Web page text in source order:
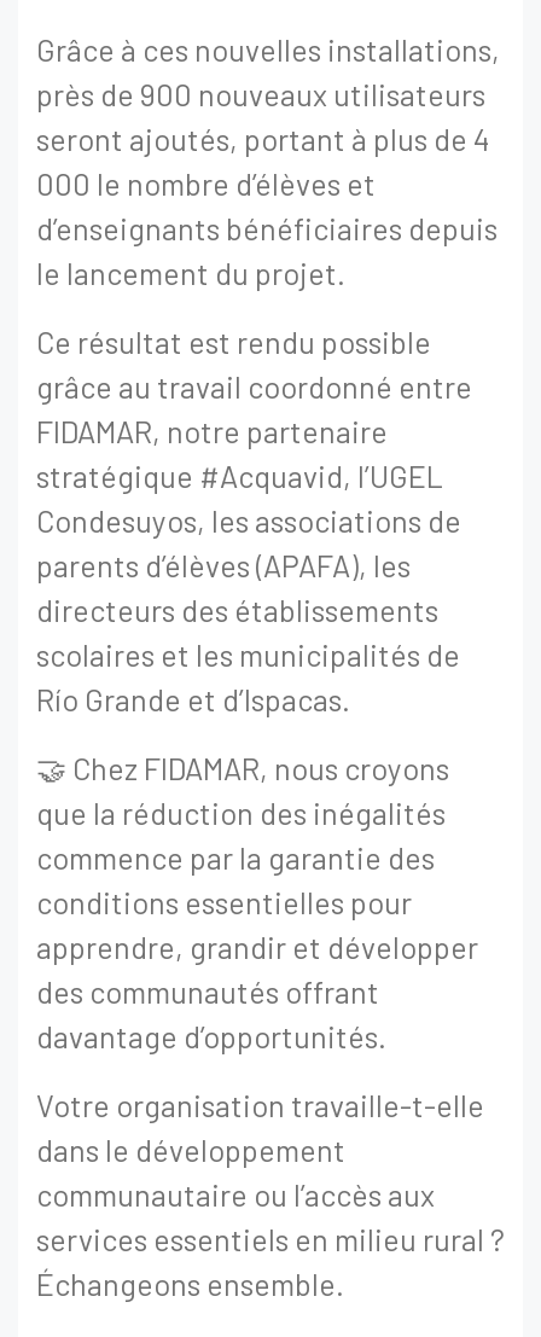
Grâce à ces nouvelles installations,
près de 900 nouveaux utilisateurs
seront ajoutés, portant à plus de 4
000 le nombre d’élèves et
d’enseignants bénéficiaires depuis
le lancement du projet.
Ce résultat est rendu possible
grâce au travail coordonné entre
FIDAMAR, notre partenaire
stratégique #Acquavid, l’UGEL
Condesuyos, les associations de
parents d’élèves (APAFA), les
directeurs des établissements
scolaires et les municipalités de
Río Grande et d’Ispacas.
🤝 Chez FIDAMAR, nous croyons
que la réduction des inégalités
commence par la garantie des
conditions essentielles pour
apprendre, grandir et développer
des communautés offrant
davantage d’opportunités.
Votre organisation travaille-t-elle
dans le développement
communautaire ou l’accès aux
services essentiels en milieu rural ?
Échangeons ensemble.